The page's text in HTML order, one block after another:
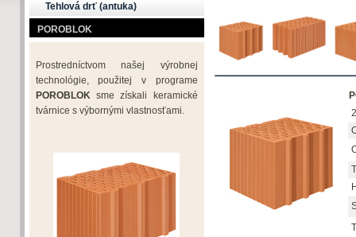
Tehlová drť (antuka)
POROBLOK
Prostredníctvom našej výrobnej
technológie, použitej v programe
POROBLOKsme získali keramické
tvárnice s výbornými vlastnosťami.